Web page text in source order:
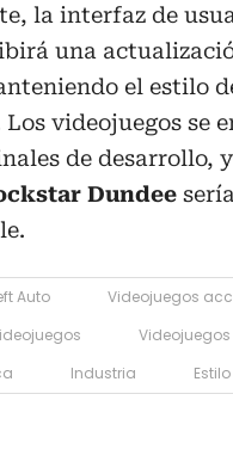
la interfaz de
una
el estilo
videojuegos se
de desarrollo,
Dundee
Auto
Videojuegos
Videojuegos
Industria